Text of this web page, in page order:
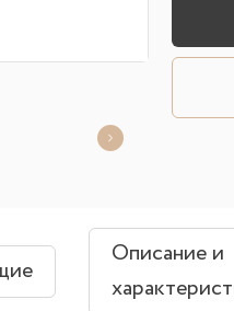
Описание и